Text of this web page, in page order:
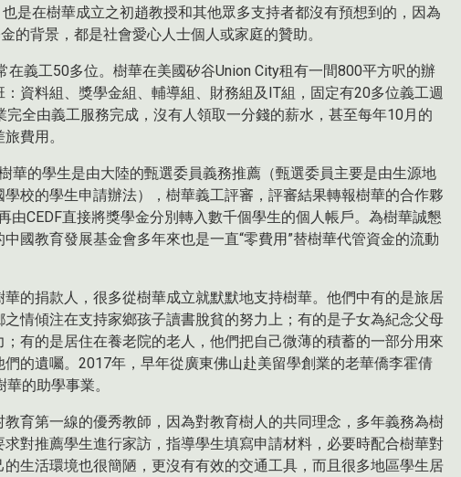
是在樹華成立之初趙教授和其他眾多支持者都沒有預想到的，因為
的背景，都是社會愛心人士個人或家庭的贊助。
義工50多位。樹華在美國矽谷Union City租有一間800平方呎的辦
資料組、獎學金組、輔導組、財務組及IT組，固定有20多位義工週
全由義工服務完成，沒有人領取一分錢的薪水，甚至每年10月的
費用。
華的學生是由大陸的甄選委員義務推薦（甄選委員主要是由生源地
校的學生申請辦法），樹華義工評審，評審結果轉報樹華的合作夥
由CEDF直接將獎學金分別轉入數千個學生的個人帳戶。為樹華誠懇
國教育發展基金會多年來也是一直“零費用”替樹華代管資金的流動
的捐款人，很多從樹華成立就默默地支持樹華。他們中有的是旅居
情傾注在支持家鄉孩子讀書脫貧的努力上；有的是子女為紀念父母
有的是居住在養老院的老人，他們把自己微薄的積蓄的一部分用來
的遺囑。2017年，早年從廣東佛山赴美留學創業的老華僑李霍倩
的助學事業。
育第一線的優秀教師，因為對教育樹人的共同理念，多年義務為樹
對推薦學生進行家訪，指導學生填寫申請材料，必要時配合樹華對
生活環境也很簡陋，更沒有有效的交通工具，而且很多地區學生居